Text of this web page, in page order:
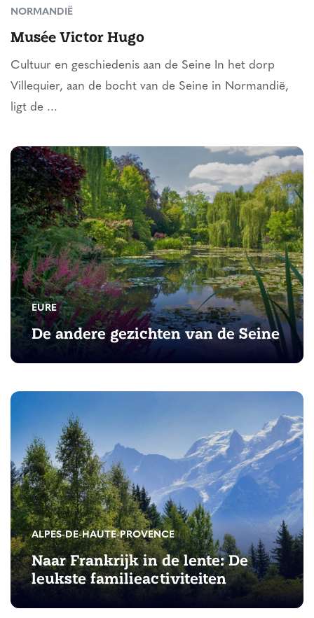
NORMANDIË
Musée Victor Hugo
Cultuur en geschiedenis aan de Seine In het dorp
Villequier, aan de bocht van de Seine in Normandië,
ligt de ...
EURE
De andere gezichten van de Seine
ALPES-DE-HAUTE-PROVENCE
Naar Frankrijk in de lente: De
leukste familieactiviteiten